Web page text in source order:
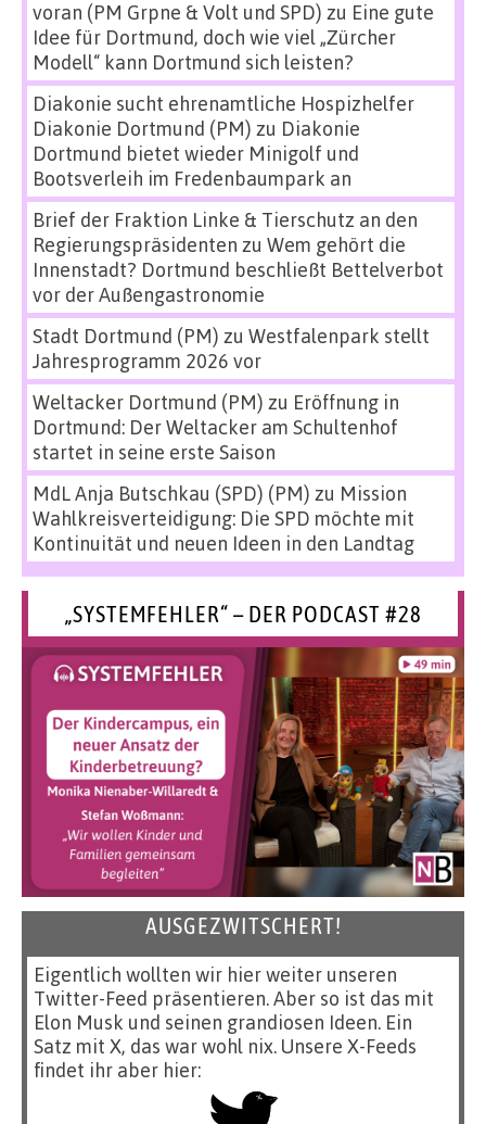
voran (PM Grpne & Volt und SPD) zu Eine gute
Idee für Dortmund, doch wie viel „Zürcher
Modell“ kann Dortmund sich leisten?
Diakonie sucht ehrenamtliche Hospizhelfer
Diakonie Dortmund (PM) zu Diakonie
Dortmund bietet wieder Minigolf und
Bootsverleih im Fredenbaumpark an
Brief der Fraktion Linke & Tierschutz an den
Regierungspräsidenten zu Wem gehört die
Innenstadt? Dortmund beschließt Bettelverbot
vor der Außengastronomie
Stadt Dortmund (PM) zu Westfalenpark stellt
Jahresprogramm 2026 vor
Weltacker Dortmund (PM) zu Eröffnung in
Dortmund: Der Weltacker am Schultenhof
startet in seine erste Saison
MdL Anja Butschkau (SPD) (PM) zu Mission
Wahlkreisverteidigung: Die SPD möchte mit
Kontinuität und neuen Ideen in den Landtag
„SYSTEMFEHLER“ – DER PODCAST #28
AUSGEZWITSCHERT!
Eigentlich wollten wir hier weiter unseren
Twitter-Feed präsentieren. Aber so ist das mit
Elon Musk und seinen grandiosen Ideen. Ein
Satz mit X, das war wohl nix. Unsere X-Feeds
findet ihr aber hier: